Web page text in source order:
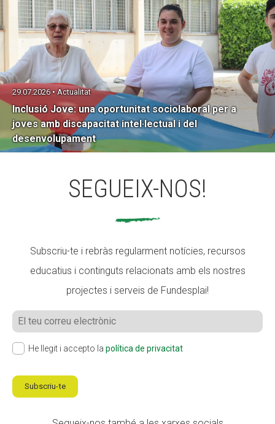
Inclusió Jove: una oportunitat sociolaboral per a
joves amb discapacitat intel·lectual i del
desenvolupament
29.07.2026 • Actualitat
SEGUEIX-NOS!
Subscriu-te i rebràs regularment notícies, recursos
educatius i continguts relacionats amb els nostres
projectes i serveis de Fundesplai!
He llegit i accepto la política de privacitat
Subscriu-te